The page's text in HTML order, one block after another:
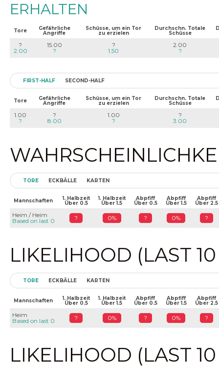
ERHALTEN
Tore Gefährliche
Angriffe
Schüsse, um ein Tor
zu erzielen
Durchschn. Totale
Schüsse
?
2.00
15.00
?
?
1.50
2.00
?
FIRST-HALF SECOND-HALF
Tore Gefährliche
Angriffe
Schüsse, um ein Tor
zu erzielen
Durchschn. Totale
Schüsse
1.00
?
?
8.00
1.00
?
?
3.00
TORE ECKBÄLLE KARTEN
Mannschaften 1. Halbzeit
Über 0.5
1. Halbzeit
Über 1.5
Abpfiff
Über 0.5
Abpfiff
Über 1.5
Abpfiff
Über 2.5
Heim / Heim
Based on last 0
? 0% ? 0% ?
LIKELIHOOD (LAST
TORE ECKBÄLLE KARTEN
Mannschaften 1. Halbzeit
Über 0.5
1. Halbzeit
Über 1.5
Abpfiff
Über 0.5
Abpfiff
Über 1.5
Abpfiff
Über 2.5
Heim
Based on last 0
? 0% ? 0% ?
LIKELIHOOD (LAST